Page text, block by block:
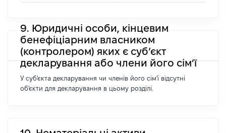
9. Юридичні особи, кінцевим
бенефіціарним власником
(контролером) яких є суб’єкт
декларування або члени його сім’ї
У суб'єкта декларування чи членів його сім'ї відсутні
об'єкти для декларування в цьому розділі.